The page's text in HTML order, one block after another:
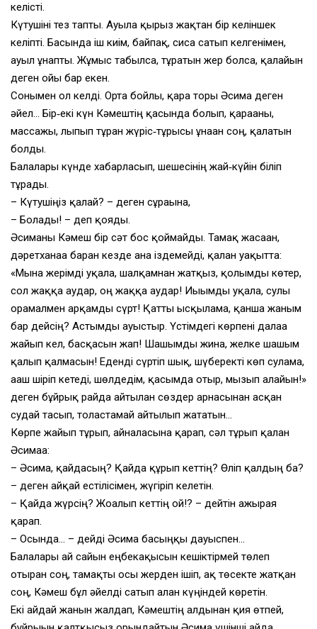
келісті.
Күтушіні тез тапты. Ауылға қырғыз жақтан бір келіншек
келіпті. Басында іш киім, байпақ, сиса сатып келгенімен,
ауыл ұнапты. Жұмыс табылса, тұратын жер болса, қалайын
деген ойы бар екен.
Сонымен ол келді. Орта бойлы, қара торы Әсима деген
әйел… Бір‑екі күн Кәмештің қасында болып, қарағаны,
массажы, лыпып тұрған жүріс‑тұрысы ұнаған соң, қалатын
болды.
Балалары күнде хабарласып, шешесінің жай‑күйін біліп
тұрады.
– Күтушіңіз қалай? – деген сұрағына,
– Болады! – деп қояды.
Әсиманы Кәмеш бір сәт бос қоймайды. Тамақ жасаған,
дәретханаға барған кезде ғана іздемейді, қалған уақытта:
«Мына жерімді уқала, шалқамнан жатқыз, қолымды көтер,
сол жаққа аудар, оң жаққа аудар! Иығымды уқала, сулы
орамалмен арқамды сүрт! Қатты ысқылама, қанша жаным
бар дейсің? Астымды ауыстыр. Үстімдегі көрпені далаға
жайып кел, басқасын жап! Шашымды жина, желке шашым
қалып қалмасын! Еденді сүртіп шық, шүберекті көп сулама,
ағаш шіріп кетеді, шөлдедім, қасымда отыр, мызғып алайын!»
деген бұйрық райда айтылған сөздер арнасынан асқан
судай тасып, толастамай айтылып жататын…
Көрпе жайып тұрып, айналасына қарап, сәл тұрып қалған
Әсимаға:
– Әсима, қайдасың? Қайда құрып кеттің? Өліп қалдың ба?
– деген айқай естілісімен, жүгіріп келетін.
– Қайда жүрсің? Жоғалып кеттің ғой!? – дейтін ажырая
қарап.
– Осында… – дейді Әсима басыңқы дауыспен…
Балалары ай сайын еңбекақысын кешіктірмей төлеп
отырған соң, тамақты осы жерден ішіп, ақ төсекте жатқан
соң, Кәмеш бұл әйелді сатып алған күңіндей көретін.
Екі айдай жанын жалдап, Кәмештің алдынан қия өтпей,